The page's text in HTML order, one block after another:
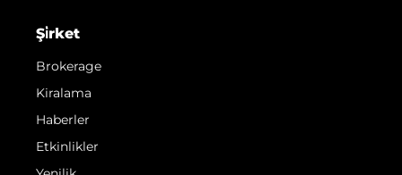
Şi̇rket
Brokerage
Kiralama
Haberler
Etkinlikler